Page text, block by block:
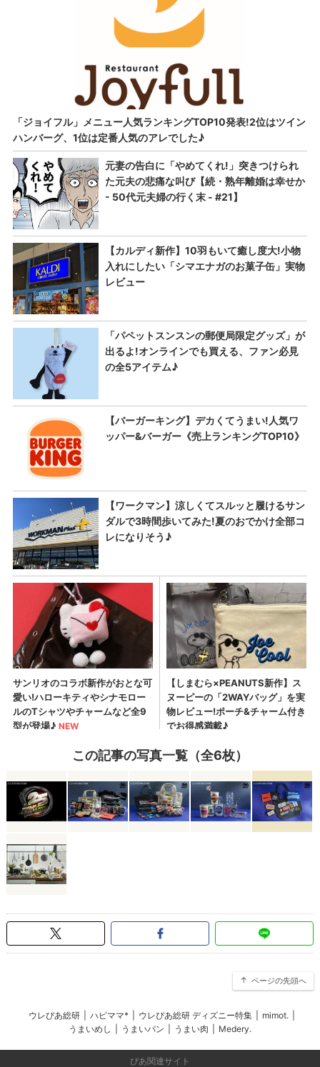
この記事の写真一覧（全6枚）
ページの先頭へ
ウレぴあ総研 ハピママ* ウレぴあ総研 ディズニー特集 mimot.
うまいめし
うまいパン うまい肉 Medery.
ぴあ関連サイト